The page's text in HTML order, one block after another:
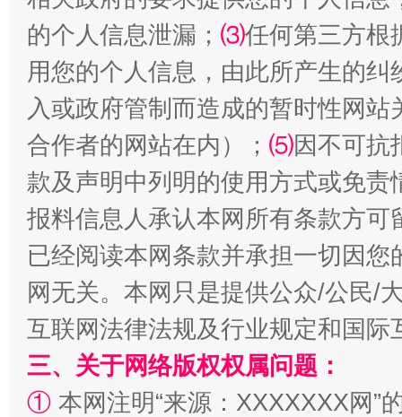
规模最大的光氢储一体化项目 走
镜头丨大暑三秋近 山西：
的个人信息泄漏； ⑶任何第三方根
用您的个人信息，由此所产生的纠
入或政府管制而造成的暂时性网
合作者的网站在内）； ⑸因不可抗
款及声明中列明的使用方式或免责
报料信息人承认本网所有条款方
已经阅读本网条款并承担一切因
网无关。本网只是提供公众/公民/
互联网法律法规及行业规定和国
三、关于网络版权权属问题：
① 本网注明“来源：XXXXXXX网”